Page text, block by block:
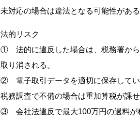
未対応の場合は違法となる可能性がある
法的リスク
① 法的に違反した場合は、税務署から
取り消される。
② 電子取引データを適切に保存してい
税務調査で不備の場合は重加算税が課
③ 会社法違反で最大100万円の過料が